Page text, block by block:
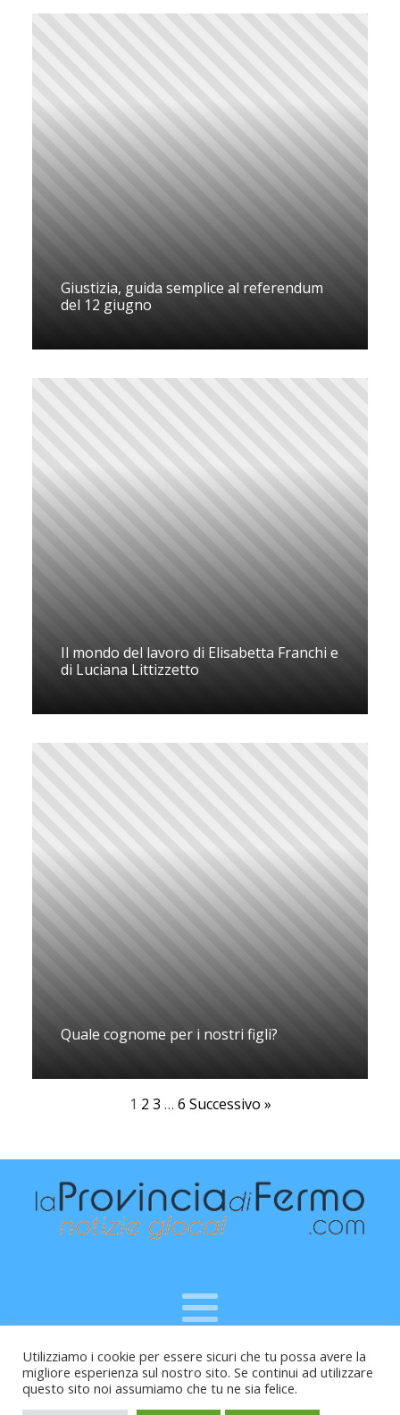
Giustizia, guida semplice al referendum
del 12 giugno
Il mondo del lavoro di Elisabetta Franchi e
di Luciana Littizzetto
Quale cognome per i nostri figli?
1 2 3 … 6 Successivo »
Raffaele Vitali - via Leopardi 10 - 61121 Pesaro (PU) -
Cod.Fisc VTLRFL77B02L500Y - Testata giornalistica, aut.
Trib.Fermo n.04/2010 del 05/08/2010
Utilizziamo i cookie per essere sicuri che tu possa avere la
migliore esperienza sul nostro sito. Se continui ad utilizzare
questo sito noi assumiamo che tu ne sia felice.